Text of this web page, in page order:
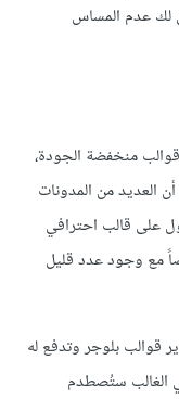
لك عدم المساس
منخفضة الجودة،
من المدونات
على قالب احترافي
مع وجود عدد قليل
قوالب بلوجر وتدفع له
الغالب ستُصطدم